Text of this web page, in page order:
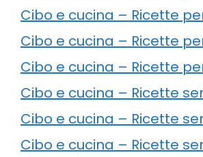
Cibo e cucina – Ricette
Cibo e cucina – Ricette
Cibo e cucina – Ricette
Cibo e cucina – Ricette
Cibo e cucina – Ricette
Cibo e cucina – Ricette